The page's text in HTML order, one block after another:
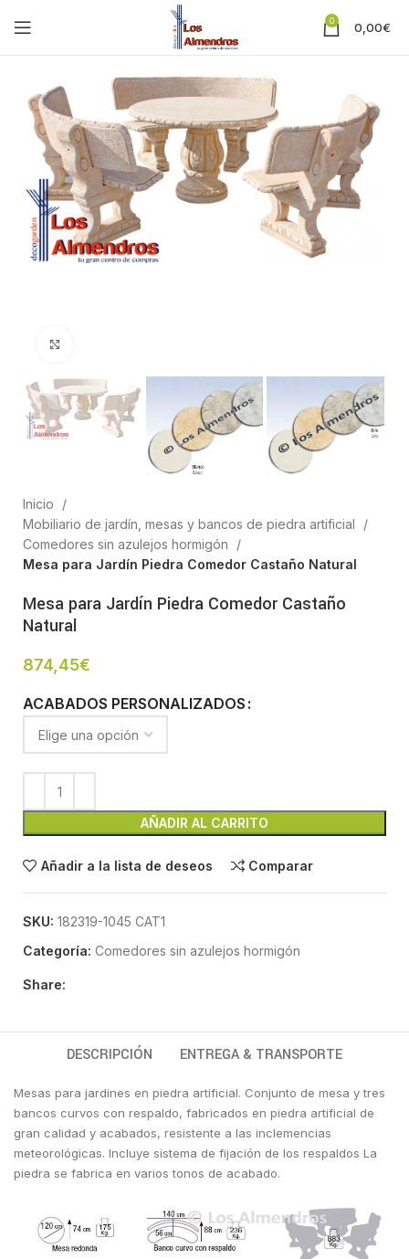
0 0,00€
Inicio
Mobiliario de jardín, mesas y bancos de piedra artificial
Comedores sin azulejos hormigón
Mesa para Jardín Piedra Comedor Castaño Natural
Mesa para Jardín Piedra Comedor Castaño
Natural
874,45€
ACABADOS PERSONALIZADOS
AÑADIR AL CARRITO
Añadir a la lista de deseos Comparar
SKU: 182319-1045 CAT1
Categoría: Comedores sin azulejos hormigón
Share:
DESCRIPCIÓN ENTREGA & TRANSPORTE
Mesas para jardines en piedra artificial. Conjunto de mesa y tres
bancos curvos con respaldo, fabricados en piedra artificial de
gran calidad y acabados, resistente a las inclemencias
meteorológicas. Incluye sistema de fijación de los respaldos La
piedra se fabrica en varios tonos de acabado.